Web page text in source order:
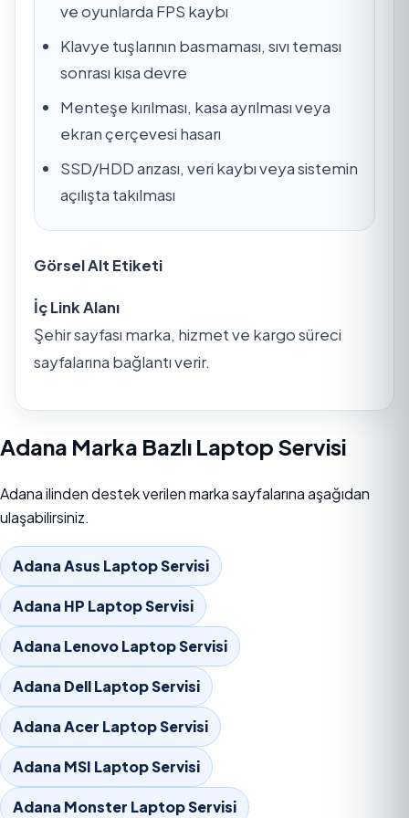
ve oyunlarda FPS kaybı
Klavye tuşlarının basmaması, sıvı teması
sonrası kısa devre
Menteşe kırılması, kasa ayrılması veya
ekran çerçevesi hasarı
SSD/HDD arızası, veri kaybı veya sistemin
açılışta takılması
Görsel Alt Etiketi
İç Link Alanı
Şehir sayfası marka, hizmet ve kargo süreci
sayfalarına bağlantı verir.
Adana Marka Bazlı Laptop Servisi
Adana ilinden destek verilen marka sayfalarına aşağıdan
ulaşabilirsiniz.
Adana Asus Laptop Servisi
Adana HP Laptop Servisi
Adana Lenovo Laptop Servisi
Adana Dell Laptop Servisi
Adana Acer Laptop Servisi
Adana MSI Laptop Servisi
Adana Monster Laptop Servisi